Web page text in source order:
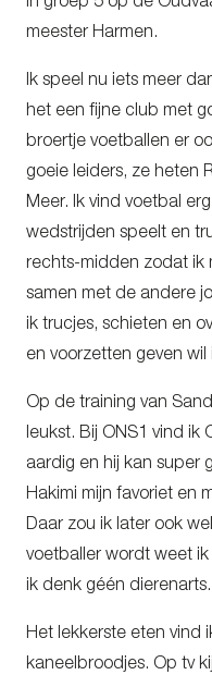
meester Harmen.
Ik speel nu iets meer
het een fijne club met
broertje voetballen er
goeie leiders, ze heten
Meer. Ik vind voetbal
wedstrijden speelt en
rechts-midden zodat ik
samen met de andere
ik trucjes, schieten en
en voorzetten geven
Op de training van
leukst. Bij ONS1 vind ik
aardig en hij kan super
Hakimi mijn favoriet en
Daar zou ik later ook
voetballer wordt weet
ik denk géén dierenarts.
Het lekkerste eten vind
kaneelbroodjes. Op tv